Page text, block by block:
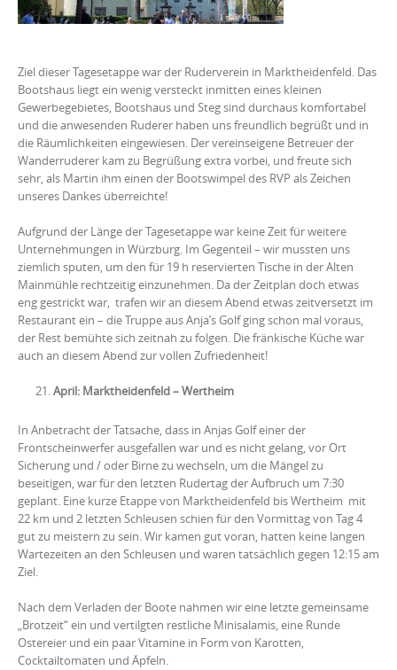
Ziel dieser Tagesetappe war der Ruderverein in Marktheidenfeld. Das
Bootshaus liegt ein wenig versteckt inmitten eines kleinen
Gewerbegebietes, Bootshaus und Steg sind durchaus komfortabel
und die anwesenden Ruderer haben uns freundlich begrüßt und in
die Räumlichkeiten eingewiesen. Der vereinseigene Betreuer der
Wanderruderer kam zu Begrüßung extra vorbei, und freute sich
sehr, als Martin ihm einen der Bootswimpel des RVP als Zeichen
unseres Dankes überreichte!
Aufgrund der Länge der Tagesetappe war keine Zeit für weitere
Unternehmungen in Würzburg. Im Gegenteil – wir mussten uns
ziemlich sputen, um den für 19 h reservierten Tische in der Alten
Mainmühle rechtzeitig einzunehmen. Da der Zeitplan doch etwas
eng gestrickt war, trafen wir an diesem Abend etwas zeitversetzt im
Restaurant ein – die Truppe aus Anja’s Golf ging schon mal voraus,
der Rest bemühte sich zeitnah zu folgen. Die fränkische Küche war
auch an diesem Abend zur vollen Zufriedenheit!
April: Marktheidenfeld – Wertheim
In Anbetracht der Tatsache, dass in Anjas Golf einer der
Frontscheinwerfer ausgefallen war und es nicht gelang, vor Ort
Sicherung und / oder Birne zu wechseln, um die Mängel zu
beseitigen, war für den letzten Rudertag der Aufbruch um 7:30
geplant. Eine kurze Etappe von Marktheidenfeld bis Wertheim mit
22 km und 2 letzten Schleusen schien für den Vormittag von Tag 4
gut zu meistern zu sein. Wir kamen gut voran, hatten keine langen
Wartezeiten an den Schleusen und waren tatsächlich gegen 12:15 am
Ziel.
Nach dem Verladen der Boote nahmen wir eine letzte gemeinsame
„Brotzeit“ ein und vertilgten restliche Minisalamis, eine Runde
Ostereier und ein paar Vitamine in Form von Karotten,
Cocktailtomaten und Äpfeln.